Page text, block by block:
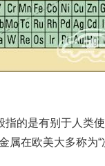
的是有别于人类
属在欧美大多称为